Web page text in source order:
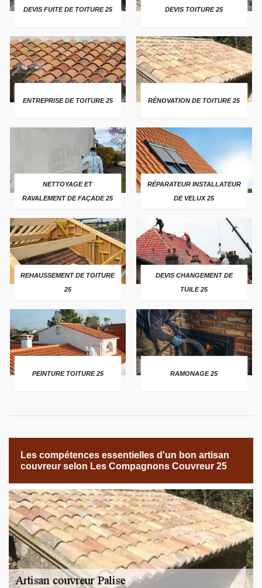
DEVIS FUITE DE TOITURE 25 DEVIS TOITURE 25
ENTREPRISE DE TOITURE 25 RÉNOVATION DE TOITURE 25
NETTOYAGE ET
RAVALEMENT DE FAÇADE 25
RÉPARATEUR INSTALLATEUR
DE VELUX 25
REHAUSSEMENT DE TOITURE
25
DEVIS CHANGEMENT DE
TUILE 25
PEINTURE TOITURE 25 RAMONAGE 25
Les compétences essentielles d'un bon artisan
couvreur selon Les Compagnons Couvreur 25